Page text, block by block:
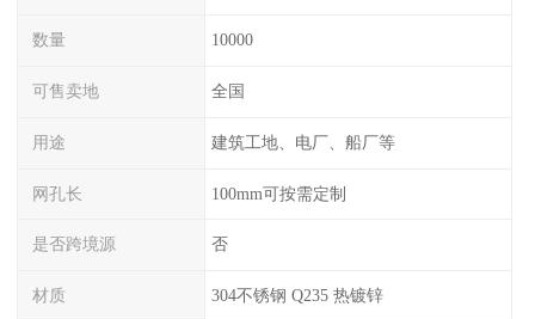
数量 10000
可售卖地 全国
用途 建筑工地、电厂、船厂等
网孔长 100mm可按需定制
是否跨境源 否
材质 304不锈钢 Q235 热镀锌